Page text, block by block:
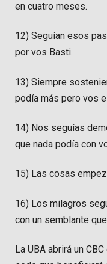
en cuatro meses.
12) Seguían esos
por vos Basti.
13) Siempre
podía más pero vos
14) Nos seguías
que nada podía con
15) Las cosas
16) Los milagros
con un semblante
La UBA abrirá un